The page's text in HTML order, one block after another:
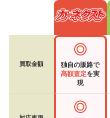
買取金額
独自の販路で
高額査定を実
現